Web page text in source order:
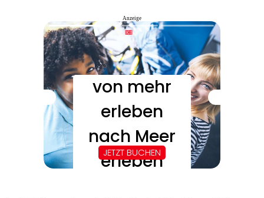
Anzeige